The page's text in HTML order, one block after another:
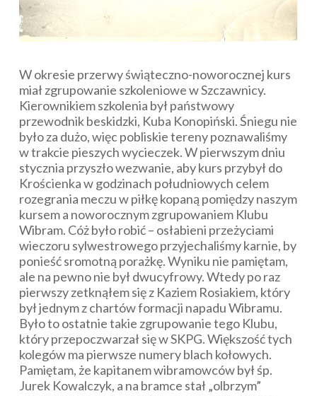
W okresie przerwy świąteczno-noworocznej kurs
miał zgrupowanie szkoleniowe w Szczawnicy.
Kierownikiem szkolenia był państwowy
przewodnik beskidzki, Kuba Konopiński. Śniegu nie
było za dużo, więc pobliskie tereny poznawaliśmy
w trakcie pieszych wycieczek. W pierwszym dniu
stycznia przyszło wezwanie, aby kurs przybył do
Krościenka w godzinach południowych celem
rozegrania meczu w piłkę kopaną pomiędzy naszym
kursem a noworocznym zgrupowaniem Klubu
Wibram. Cóż było robić – osłabieni przeżyciami
wieczoru sylwestrowego przyjechaliśmy karnie, by
ponieść sromotną porażkę. Wyniku nie pamiętam,
ale na pewno nie był dwucyfrowy. Wtedy po raz
pierwszy zetknąłem się z Kaziem Rosiakiem, który
był jednym z chartów formacji napadu Wibramu.
Było to ostatnie takie zgrupowanie tego Klubu,
który przepoczwarzał się w SKPG. Większość tych
kolegów ma pierwsze numery blach kołowych.
Pamiętam, że kapitanem wibramowców był śp.
Jurek Kowalczyk, a na bramce stał „olbrzym”